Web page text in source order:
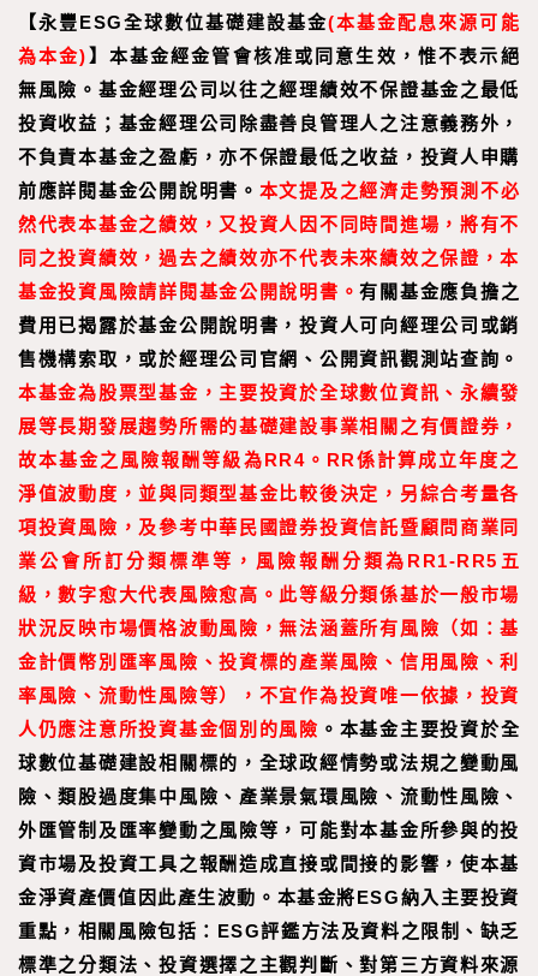
【永豐ESG全球數位基礎建設基金(本基金配息來源可能
為本金) 】 本基金經金管會核准或同意生效，惟不表示絕
無風險。基金經理公司以往之經理績效不保證基金之最低
投資收益；基金經理公司除盡善良管理人之注意義務外，
不負責本基金之盈虧，亦不保證最低之收益，投資人申購
前應詳閱基金公開說明書。 本文提及之經濟走勢預測不必
然代表本基金之績效，又投資人因不同時間進場，將有不
同之投資績效，過去之績效亦不代表未來績效之保證，本
基金投資風險請詳閱基金公開說明書。有關基金應負擔之
費用已揭露於基金公開說明書，投資人可向經理公司或銷
售機構索取，或於經理公司官網、公開資訊觀測站查詢。
本基金為股票型基金，主要投資於全球數位資訊、永續發
展等長期發展趨勢所需的基礎建設事業相關之有價證券，
故本基金之風險報酬等級為RR4。RR係計算成立年度之
淨值波動度，並與同類型基金比較後決定，另綜合考量各
項投資風險，及參考中華民國證券投資信託暨顧問商業同
業公會所訂分類標準等，風險報酬分類為RR1-RR5五
級，數字愈大代表風險愈高。此等級分類係基於一般市場
狀況反映市場價格波動風險，無法涵蓋所有風險（如：基
金計價幣別匯率風險、投資標的產業風險、信用風險、利
率風險、流動性風險等），不宜作為投資唯一依據，投資
人仍應注意所投資基金個別的風險 。本基金主要投資於全
球數位基礎建設相關標的，全球政經情勢或法規之變動風
險、類股過度集中風險、產業景氣環風險、流動性風險、
外匯管制及匯率變動之風險等，可能對本基金所參與的投
資市場及投資工具之報酬造成直接或間接的影響，使本基
金淨資產價值因此產生波動。本基金將ESG納入主要投資
重點，相關風險包括：ESG評鑑方法及資料之限制、缺乏
標準之分類法、投資選擇之主觀判斷、對第三方資料來源